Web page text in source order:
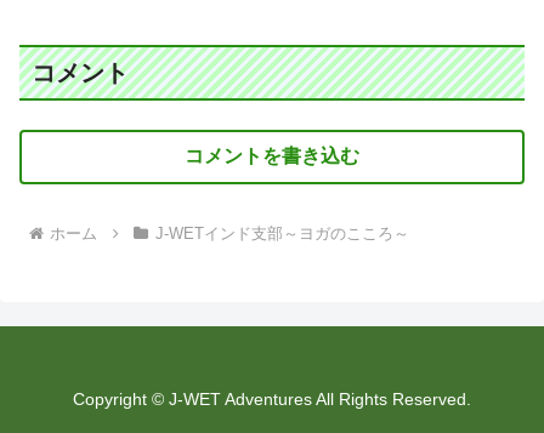
コメント
コメントを書き込む
ホーム J-WETインド支部～ヨガのこころ～
Copyright © J-WET Adventures All Rights Reserved.